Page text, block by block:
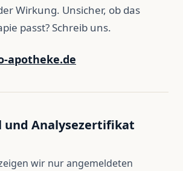
Wirkung. Unsicher, ob das
passt? Schreib uns.
apotheke.de
und Analysezertifikat
wir nur angemeldeten